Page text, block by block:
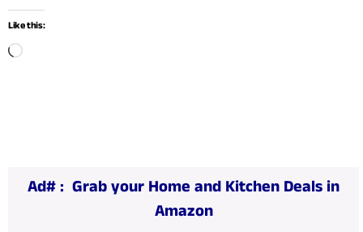
Like this:
Ad# : Grab your Home and Kitchen Deals in
Amazon